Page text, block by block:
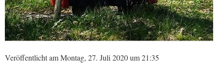
Veröffentlicht am Montag, 27. Juli 2020 um 21:35